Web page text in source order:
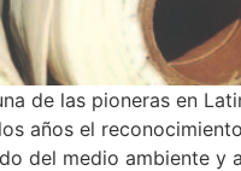
de las pioneras en
años el
del medio ambiente y